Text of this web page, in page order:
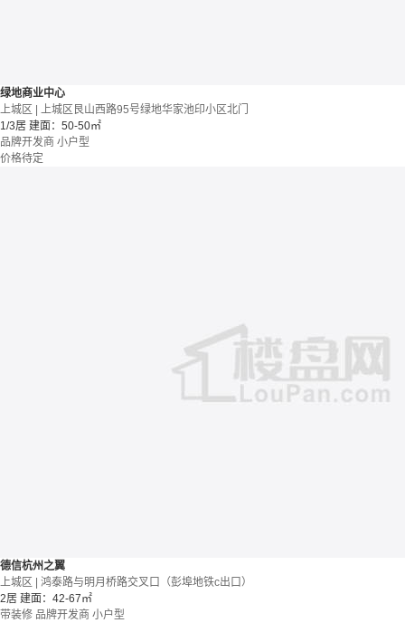
绿地商业中心
上城区 | 上城区艮山西路95号绿地华家池印小区北门
1/3居 建面：50-50㎡
品牌开发商 小户型
价格待定
德信杭州之翼
上城区 | 鸿泰路与明月桥路交叉口（彭埠地铁c出口）
2居 建面：42-67㎡
带装修 品牌开发商 小户型